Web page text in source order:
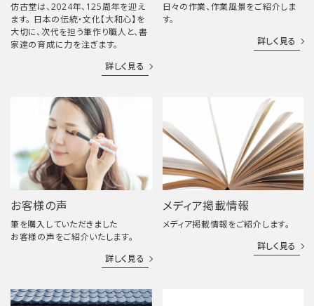
仿古堂は、2024年、125周年を迎え
ます。 日本の伝統・文化【大和心】を
大切に、次代を担う筆作り職人と、書
家達の育成に力を注ぎます。
詳しく見る
日々の作業、作業風景をご紹介しま
す。
詳しく見る
お客様の声
筆を購入していただきました
お客様の声をご紹介いたします。
詳しく見る
メディア掲載情報
メディア掲載情報をご紹介します。
詳しく見る